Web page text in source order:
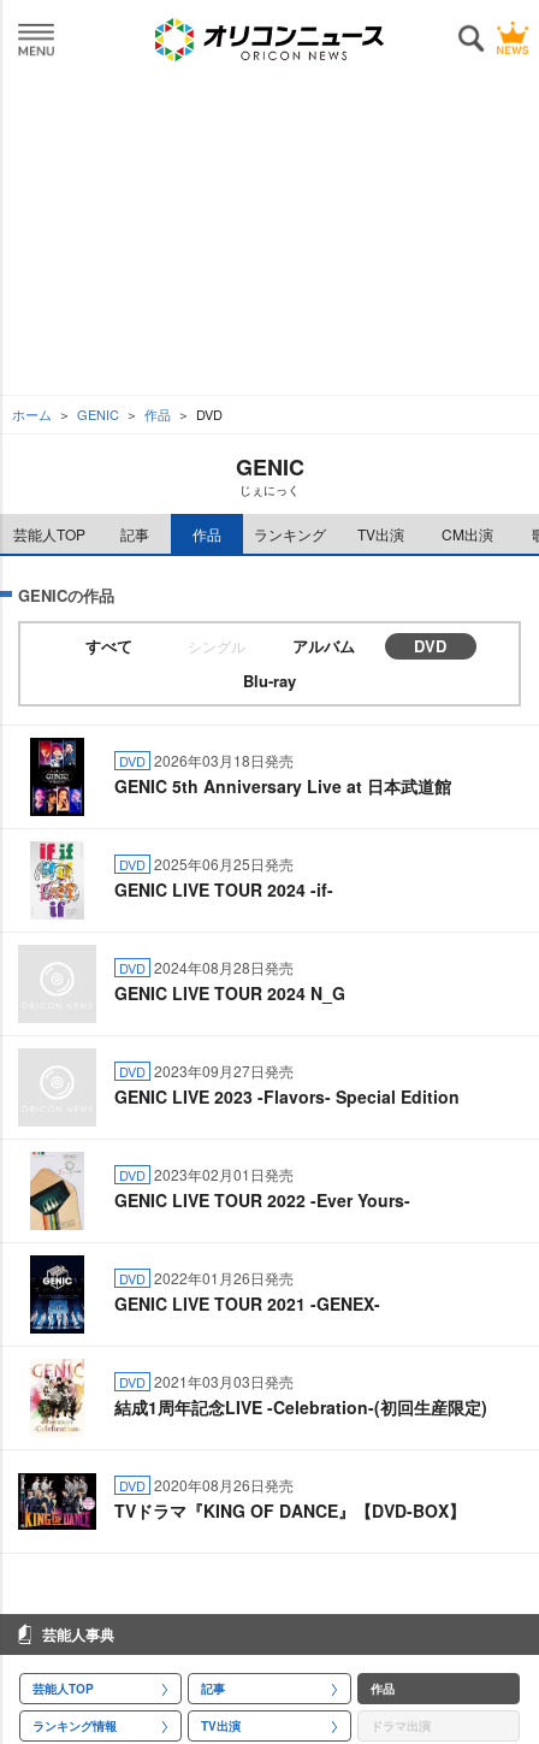
ホーム GENIC 作品 DVD
GENIC
じぇにっく
芸能人TOP 記事 作品 ランキング TV出演 CM出演
GENICの作品
すべて シングル アルバム
DVD
Blu-ray
DVD 2026年03月18日発売
GENIC 5th Anniversary Live at 日本武道館
DVD 2025年06月25日発売
GENIC LIVE TOUR 2024 -if-
DVD 2024年08月28日発売
GENIC LIVE TOUR 2024 N_G
DVD 2023年09月27日発売
GENIC LIVE 2023 -Flavors- Special Edition
DVD 2023年02月01日発売
GENIC LIVE TOUR 2022 -Ever Yours-
DVD 2022年01月26日発売
GENIC LIVE TOUR 2021 -GENEX-
DVD 2021年03月03日発売
結成1周年記念LIVE -Celebration-(初回生産限定)
DVD 2020年08月26日発売
TVドラマ『KING OF DANCE』【DVD-BOX】
芸能人事典
芸能人TOP 記事 作品
ランキング情報 TV出演 ドラマ出演